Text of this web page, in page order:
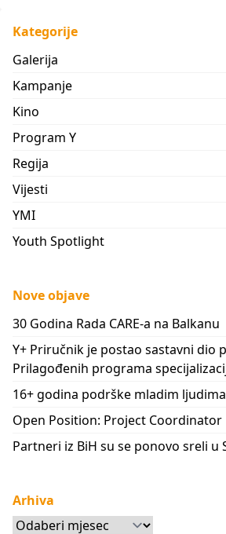
Kategorije
Galerija
Kampanje
Kino
Program Y
Regija
Vijesti
YMI
Youth Spotlight
Nove objave
30 Godina Rada CARE-a na Balkanu
Y+ Priručnik je postao sastavni dio
Prilagođenih programa
16+ godina podrške mladim
Open Position: Project Coordinator
Partneri iz BiH su se ponovo sreli u
Arhiva
Arhiva